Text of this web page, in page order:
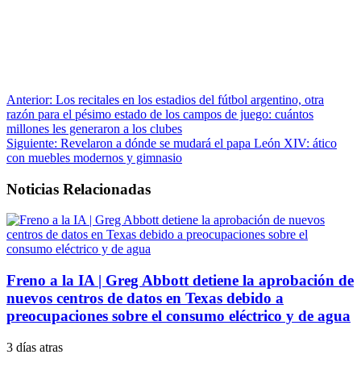
Anterior: Los recitales en los estadios del fútbol argentino, otra
razón para el pésimo estado de los campos de juego: cuántos
millones les generaron a los clubes
Siguiente: Revelaron a dónde se mudará el papa León XIV: ático
con muebles modernos y gimnasio
Noticias Relacionadas
Freno a la IA | Greg Abbott detiene la aprobación de
nuevos centros de datos en Texas debido a
preocupaciones sobre el consumo eléctrico y de agua
3 días atras